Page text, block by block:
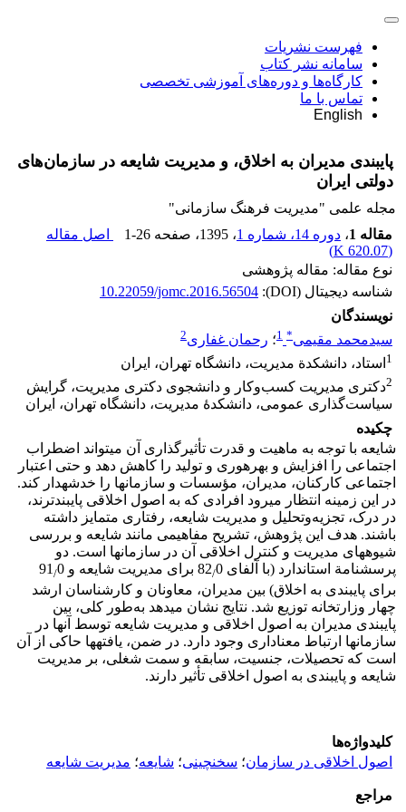
فهرست نشریات
سامانه نشر کتاب
کارگاه‌ها و دوره‌های آموزشی تخصصی
تماس با ما
English
پایبندی مدیران به اخلاق، و مدیریت شایعه در سازمان‌های
دولتی ایران
مجله علمی "مدیریت فرهنگ سازمانی"
مقاله 1
، دوره 14، شماره 1 ، 1395 ، صفحه 1-26
اصل مقاله
(
620.07 K
)
نوع مقاله: مقاله پژوهشی
شناسه دیجیتال (DOI):
10.22059/jomc.2016.56504
نویسندگان
سیدمحمد مقیمی*
1؛ رحمان غفاری2
1 استاد، دانشکدة مدیریت، دانشگاه تهران، ایران
2دکتری مدیریت کسب‌وکار و دانشجوی دکتری مدیریت، گرایش
سیاست‌گذاری عمومی، دانشکدۀ مدیریت، دانشگاه تهران، ایران
چکیده
شایعه با توجه به ماهیت و قدرت تأثیرگذاری آن می­تواند اضطراب
اجتماعی را افزایش و بهره­وری و تولید را کاهش دهد و حتی اعتبار
اجتماعی کارکنان، مدیران، مؤسسات و سازمان­ها را خدشه­دار کند.
در این زمینه انتظار می­رود افرادی که به اصول اخلاقی پایبندترند،
در درک، تجزیه‌وتحلیل و مدیریت شایعه، رفتاری متمایز داشته
باشند. هدف این پژوهش، تشریح مفاهیمی مانند شایعه و بررسی
شیوه­های مدیریت و کنترل اخلاقی آن در سازمان­ها است. دو
پرسشنامة استاندارد (با آلفای 82
/0 برای مدیریت شایعه و 91 /0
برای پایبندی به اخلاق) بین مدیران، معاونان و کارشناسان ارشد
چهار وزارتخانه توزیع شد. نتایج نشان می­دهد به‌طور کلی، بین
پایبندی مدیران به اصول اخلاقی و مدیریت شایعه توسط آن­ها در
سازمان­ها ارتباط معناداری وجود دارد. در ضمن، یافته­ها حاکی از آن
است که تحصیلات، جنسیت، سابقه و سمت شغلی، بر مدیریت
شایعه و پایبندی به اصول اخلاقی تأثیر دارند.
کلیدواژه‌ها
اصول اخلاقی در سازمان؛ سخن­چینی؛ شایعه؛ مدیریت شایعه
مراجع